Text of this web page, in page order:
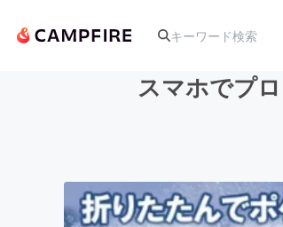
アート・写真
スマホでプ